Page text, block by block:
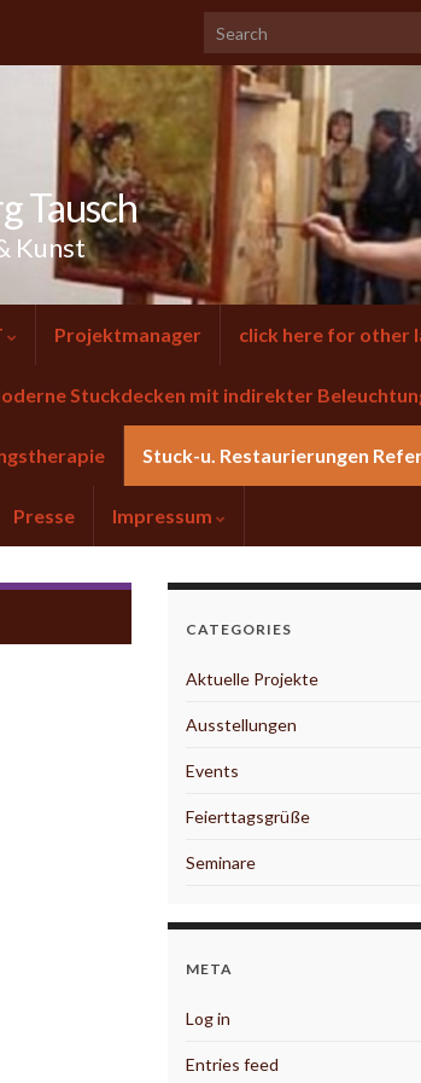
Tausch
Kunst
Projektmanager click here for other
Stuckdecken mit indirekter
Stuck-u. Restaurierungen
Presse Impressum
CATEGORIES
Aktuelle Projekte
Ausstellungen
Events
Feierttagsgrüße
Seminare
META
Log in
Entries feed